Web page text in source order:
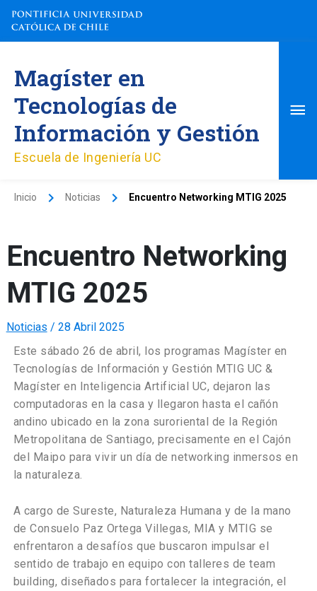
contenido
Magíster en
Tecnologías de
Información y Gestión
Escuela de Ingeniería UC
Inicio Noticias Encuentro Networking MTIG 2025
Encuentro Networking
MTIG 2025
Noticias / 28 Abril 2025
Este sábado 26 de abril, los programas Magíster en
Tecnologías de Información y Gestión MTIG UC &
Magíster en Inteligencia Artificial UC, dejaron las
computadoras en la casa y llegaron hasta el cañón
andino ubicado en la zona suroriental de la Región
Metropolitana de Santiago, precisamente en el Cajón
del Maipo para vivir un día de networking inmersos en
la naturaleza.
A cargo de Sureste, Naturaleza Humana y de la mano
de Consuelo Paz Ortega Villegas, MIA y MTIG se
enfrentaron a desafíos que buscaron impulsar el
sentido de trabajo en equipo con talleres de team
building, diseñados para fortalecer la integración, el